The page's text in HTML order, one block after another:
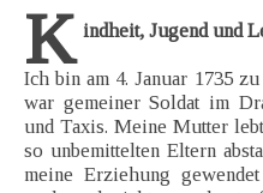
K indheit, Jugend und
Ich bin am 4. Januar 1735
war gemeiner Soldat im
und Taxis. Meine Mutter
so unbemittelten Eltern
meine Erziehung